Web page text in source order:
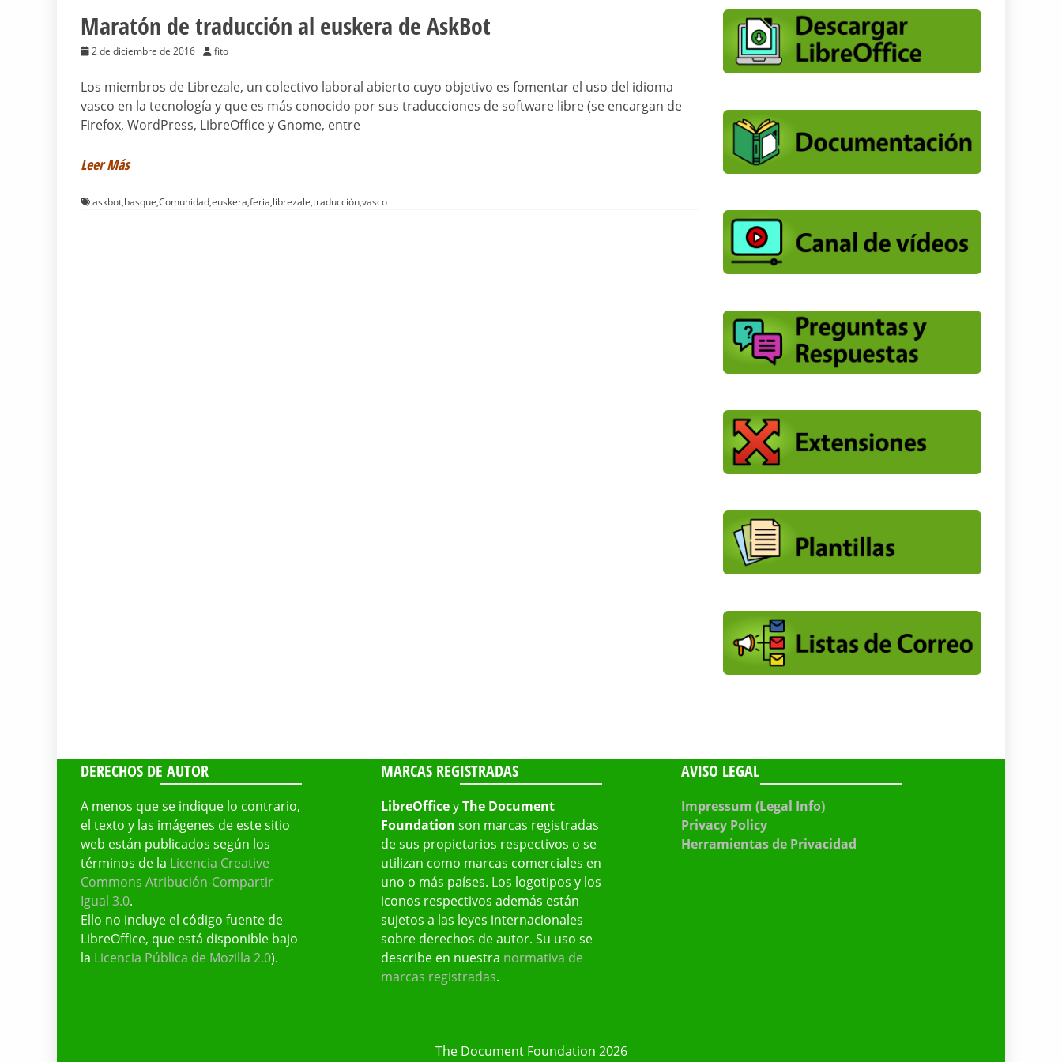
Maratón de traducción al euskera de AskBot
2 de diciembre de 2016 fito
Los miembros de Librezale, un colectivo laboral abierto cuyo objetivo es fomentar el uso del idioma
vasco en la tecnología y que es más conocido por sus traducciones de software libre (se encargan de
Firefox, WordPress, LibreOffice y Gnome, entre
Leer Más
askbot,basque,Comunidad,euskera,feria,librezale,traducción,vasco
DERECHOS DE AUTOR
A menos que se indique lo contrario,
el texto y las imágenes de este sitio
web están publicados según los
términos de la Licencia Creative
Commons Atribución-Compartir
Igual 3.0.
Ello no incluye el código fuente de
LibreOffice, que está disponible bajo
la Licencia Pública de Mozilla 2.0).
MARCAS REGISTRADAS
LibreOfficeyThe Document
Foundation son marcas registradas
de sus propietarios respectivos o se
utilizan como marcas comerciales en
uno o más países. Los logotipos y los
iconos respectivos además están
sujetos a las leyes internacionales
sobre derechos de autor. Su uso se
describe en nuestra normativa de
marcas registradas.
AVISO LEGAL
Impressum (Legal Info)
Privacy Policy
Herramientas de Privacidad
The Document Foundation 2026